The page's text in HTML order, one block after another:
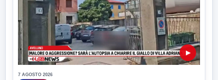
▶
7 AGOSTO 2026